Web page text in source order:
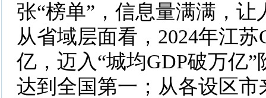
张“榜单”，信息量满满，让
从省域层面看，2024年江苏
亿，迈入“城均GDP破万亿
达到全国第一；从各设区市